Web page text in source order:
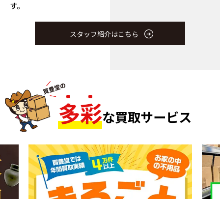
す。
スタッフ紹介はこちら
多彩な買取サービス